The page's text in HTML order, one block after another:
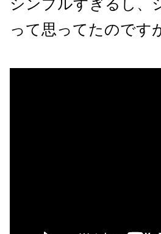
シンプルすぎるし、
って思ってたのです